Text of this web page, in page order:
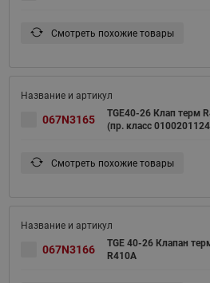
Смотреть похожие товары
067N3165
TGE40-26 Клап терм
(пр. класс
Смотреть похожие товары
067N3166
TGE 40-26 Клапан
R410A